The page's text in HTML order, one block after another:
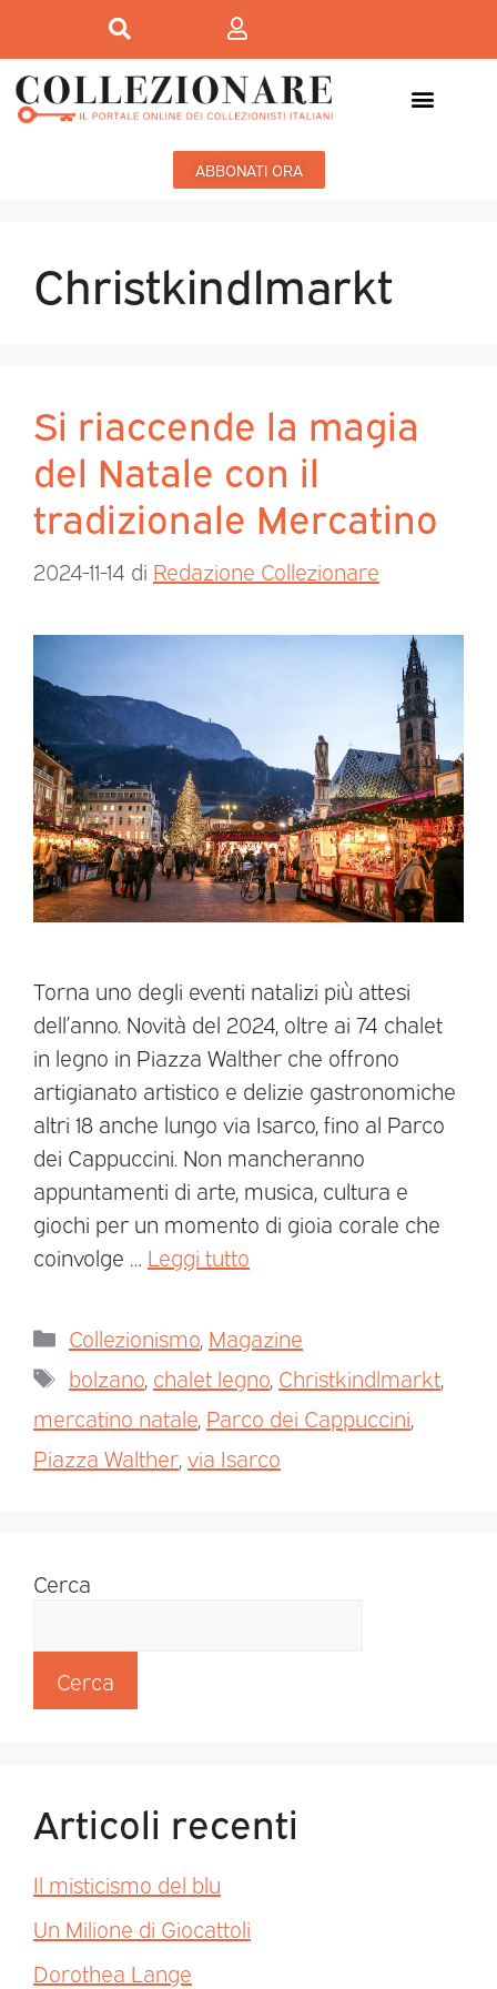
ABBONATI ORA
Christkindlmarkt
Si riaccende la magia
del Natale con il
tradizionale Mercatino
2024-11-14 di Redazione Collezionare
Torna uno degli eventi natalizi più attesi
dell’anno. Novità del 2024, oltre ai 74 chalet
in legno in Piazza Walther che offrono
artigianato artistico e delizie gastronomiche
altri 18 anche lungo via Isarco, fino al Parco
dei Cappuccini. Non mancheranno
appuntamenti di arte, musica, cultura e
giochi per un momento di gioia corale che
coinvolge … Leggi tutto
Collezionismo Magazine
bolzano chalet legno Christkindlmarkt
mercatino natale Parco dei Cappuccini
Piazza Walther via Isarco
Cerca
Cerca
Articoli recenti
Il misticismo del blu
Un Milione di Giocattoli
Dorothea Lange